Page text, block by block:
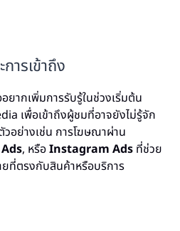
ารเข้าถึง
ยากเพิ่มการรับรู้ในช่วงเริ่มต้น
เพื่อเข้าถึงผู้ชมที่อาจยังไม่รู้จัก
วอย่างเช่น การโฆษณาผ่าน
, หรือInstagram Ads ที่ช่วย
ยที่ตรงกับสินค้าหรือบริการ